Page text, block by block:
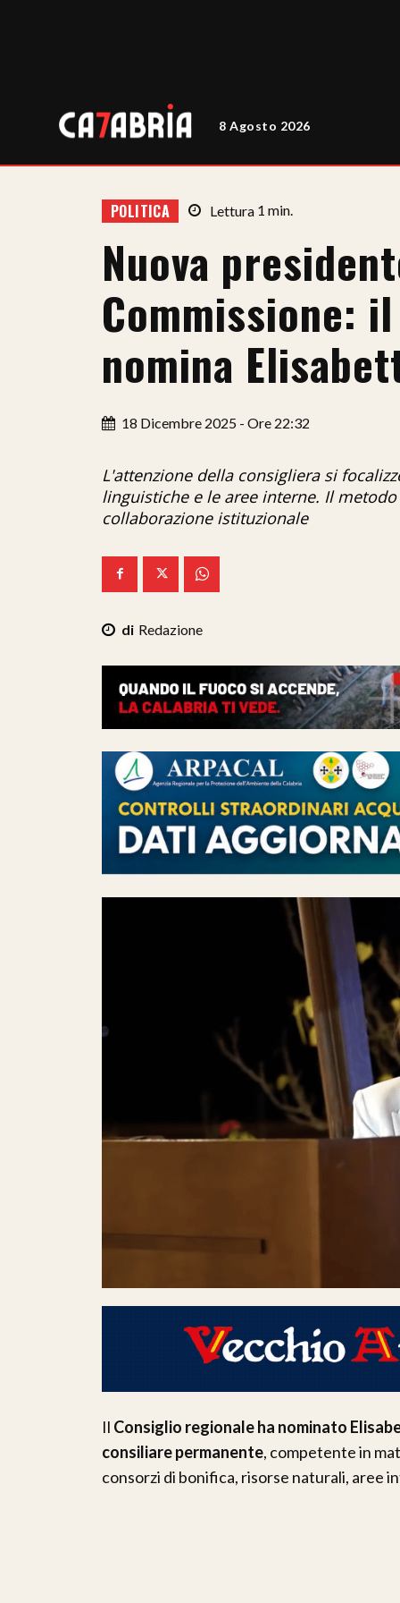
8 Agosto 2026
POLITICA Lettura 1 min.
Nuova
Commissione:
nomina
18 Dicembre 2025 - Ore 22:32
L'attenzione della consigliera si
linguistiche e le aree interne. Il
collaborazione istituzionale
Redazione
Il Consiglio regionale ha nominato
consiliare permanente, competente in
consorzi di bonifica, risorse naturali, aree